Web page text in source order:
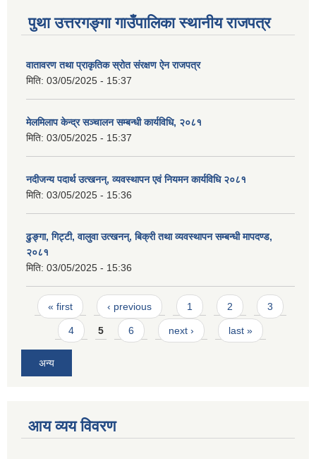
पुथा उत्तरगङ्गा गाउँपालिका स्थानीय राजपत्र
वातावरण तथा प्राकृतिक स्रोत संरक्षण ऐन राजपत्र
मिति: 03/05/2025 - 15:37
मेलमिलाप केन्द्र सञ्चालन सम्बन्धी कार्यविधि, २०८१
मिति: 03/05/2025 - 15:37
नदीजन्य पदार्थ उत्खनन्, व्यवस्थापन एवं नियमन कार्यविधि २०८१
मिति: 03/05/2025 - 15:36
ढुङ्गा, गिट्टी, वालुवा उत्खनन्, बिक्री तथा व्यवस्थापन सम्बन्धी मापदण्ड,
२०८१
मिति: 03/05/2025 - 15:36
Pages
« first ‹ previous 1 2 3
4 5 6 next › last »
अन्य
आय व्यय विवरण